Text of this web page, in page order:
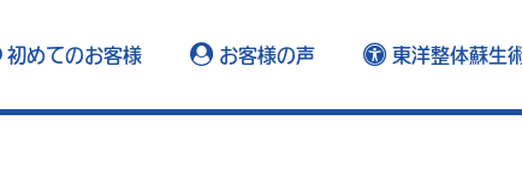
初めてのお客様 お客様の声 東洋整体蘇生